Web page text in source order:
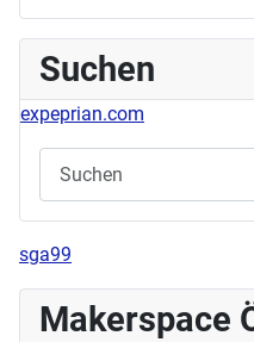
Suchen
expeprian.com
sga99
Makerspace